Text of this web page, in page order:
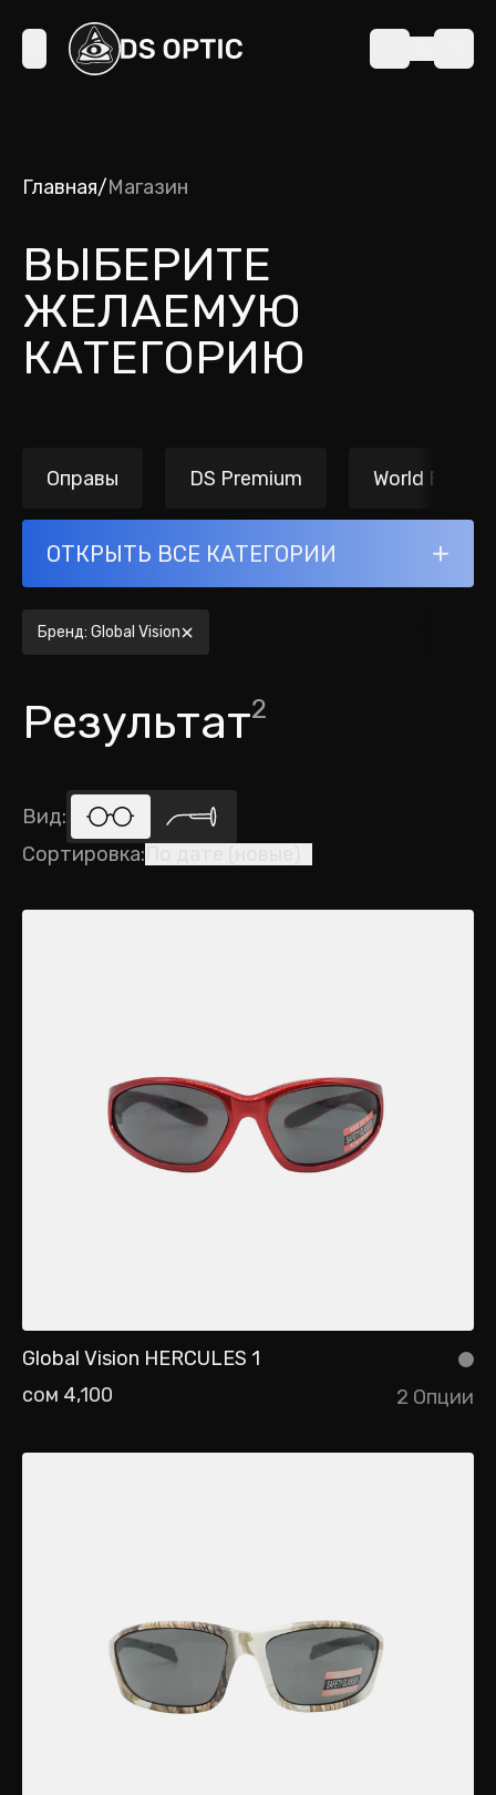
Главная/Магазин
ВЫБЕРИТЕ
ЖЕЛАЕМУЮ
КАТЕГОРИЮ
Оправы DS Premium World Brands
ОТКРЫТЬ ВСЕ КАТЕГОРИИ
Бренд: Global Vision
Результат2
Вид:
Сортировка:
Global Vision HERCULES 1
сом 4,100
2 Опции